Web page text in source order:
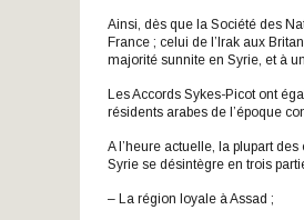
Ainsi, dès que la Société des
France ; celui de l’Irak aux
majorité sunnite en Syrie, et à
Les Accords Sykes-Picot ont
résidents arabes de l’époque
A l’heure actuelle, la plupart
Syrie se désintègre en trois
– La région loyale à Assad ;